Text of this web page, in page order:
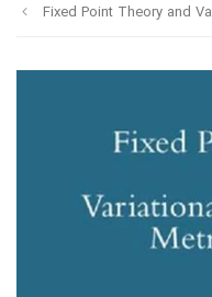
Fixed Point Theory and